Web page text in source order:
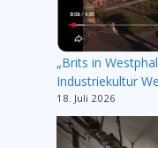
„Brits in
Industriekultur
18. Juli 2026